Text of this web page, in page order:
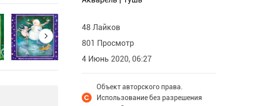
48 Лайков
801 Просмотр
4 Июнь 2020, 06:27
Объект авторского права.
Использование без разрешения